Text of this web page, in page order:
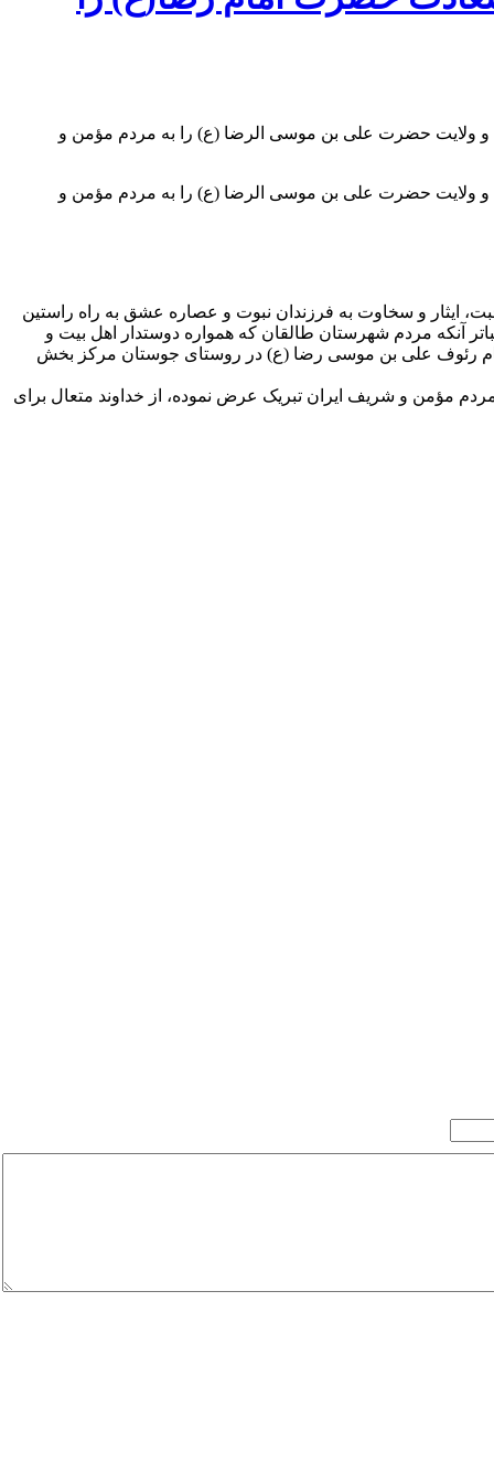
و ولایت حضرت علی بن موسی الرضا (ع) را به مردم مؤمن و
و ولایت حضرت علی بن موسی الرضا (ع) را به مردم مؤمن و
ایثار و سخاوت به فرزندان نبوت و عصاره عشق به راه راستین
آنکه مردم شهرستان طالقان که همواره دوستدار اهل بیت و
امام رئوف علی بن موسی رضا (ع) در روستای جوستان مرکز بخش
مؤمن و شریف ایران تبریک عرض نموده، از خداوند متعال برای